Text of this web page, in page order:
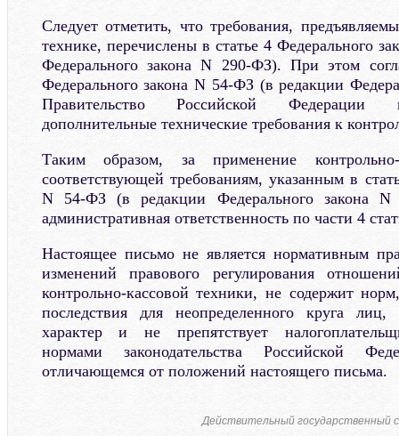
Следует отметить, что требования,
технике, перечислены в статье 4 Федерального
Федерального закона N 290-ФЗ). При этом
Федерального закона N 54-ФЗ (в редакции
Правительство Российской Федерации
дополнительные технические требования к
Таким образом, за применение
соответствующей требованиям, указанным в
N 54-ФЗ (в редакции Федерального закона N
административная ответственность по части 4
Настоящее письмо не является нормативным
изменений правового регулирования
контрольно-кассовой техники, не содержит
последствия для неопределенного круга
характер и не препятствует
нормами законодательства Российской
отличающемся от положений настоящего письма.
Действительный государственный